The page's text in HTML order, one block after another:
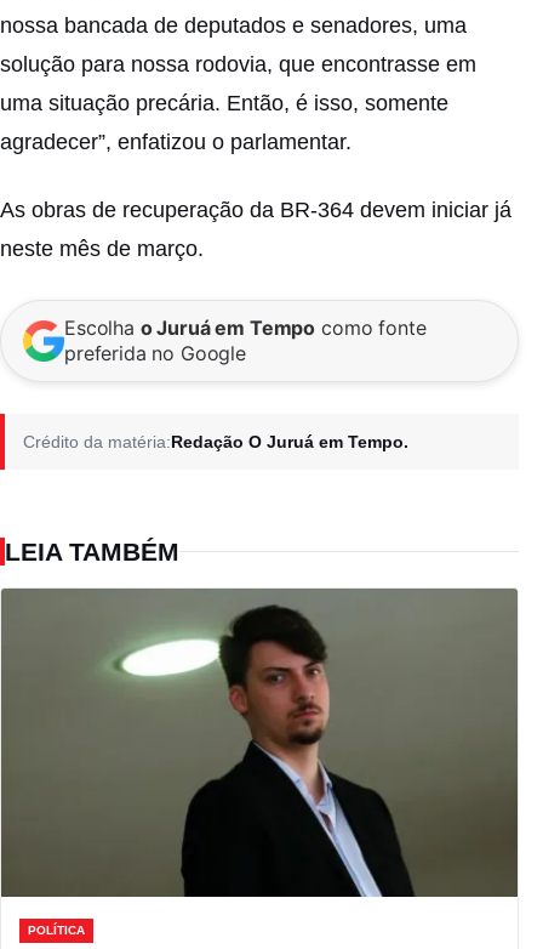
nossa bancada de deputados e senadores, uma
solução para nossa rodovia, que encontrasse em
uma situação precária. Então, é isso, somente
agradecer”, enfatizou o parlamentar.
As obras de recuperação da BR-364 devem iniciar já
neste mês de março.
Escolha o Juruá em Tempo como fonte
preferida no Google
Crédito da matéria:Redação O Juruá em Tempo.
LEIA TAMBÉM
POLÍTICA